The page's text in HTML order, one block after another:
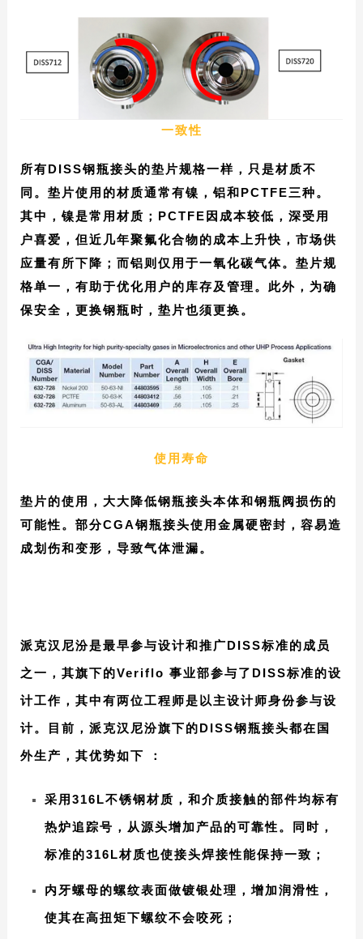
一致性
所有DISS钢瓶接头的垫片规格一样，只是材质不
同。垫片使用的材质通常有镍，铝和PCTFE三种。
其中，镍是常用材质；PCTFE因成本较低， 深受用
户喜爱，但近几年聚氟化合物的成本上升快，市场供
应量有所下降；而铝则仅用于一氧化碳气体。垫片规
格单一，有助于优化用户的库存及管理。此外，为确
保安全，更换钢瓶时，垫片也须更换。
使用寿命
垫片的使用，大大降低钢瓶接头本体和钢瓶阀损伤的
可能性。部分CGA钢瓶接头使用金属硬密封，容易造
成划伤和变形，导致气体泄漏。
派克汉尼汾是最早参与设计和推广DISS标准的成员
之一，其旗下的Veriflo 事业部参与了DISS标准的设
计工作，其中有两位工程师是以主设计师身份参与设
计。目前，派克汉尼汾旗下的DISS钢瓶接头都在国
外生产，其优势如下 ：
采用316L不锈钢材质，和介质接触的部件均标有
热炉追踪号，从源头增加产品的可靠性。同时，
标准的316L材质也使接头焊接性能保持一致；
内牙螺母的螺纹表面做镀银处理，增加润滑性，
使其在高扭矩下螺纹不会咬死；